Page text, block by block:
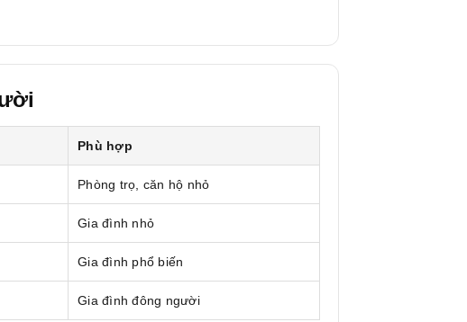
Phù hợp
Phòng trọ, căn hộ nhỏ
Gia đình nhỏ
Gia đình phổ biến
Gia đình đông người